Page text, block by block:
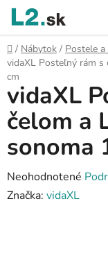
Prejsť
obsah
Domov
/ Nábytok / Postele
vidaXL Posteľný rám s
cm
vidaXL
čelom a
sonoma
Priemerné
hodnotenie
Neohodnotené
Značka: vidaXL